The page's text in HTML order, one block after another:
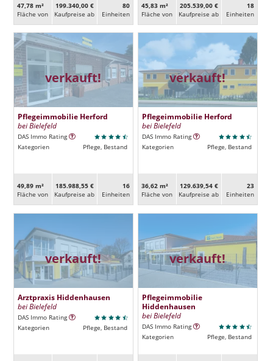
47,78 m²
Fläche von
199.340,00 €
Kaufpreise ab
80
Ein­heiten
45,83 m²
Fläche von
205.539,00 €
Kaufpreise ab
18
Ein­heiten
verkauft!
Pflegeimmobilie Herford
bei Bielefeld
DAS Immo Rating
Kategorien
Pflege, Bestand
49,89 m²
Fläche von
185.988,55 €
Kaufpreise ab
16
Ein­heiten
verkauft!
Pflegeimmobilie Herford
bei Bielefeld
DAS Immo Rating
Kategorien
Pflege, Bestand
36,62 m²
Fläche von
129.639,54 €
Kaufpreise ab
23
Ein­heiten
verkauft!
Arztpraxis Hiddenhausen
bei Bielefeld
DAS Immo Rating
Kategorien
Pflege, Bestand
verkauft!
Pflegeimmobilie
Hiddenhausen
bei Bielefeld
DAS Immo Rating
Kategorien
Pflege, Bestand